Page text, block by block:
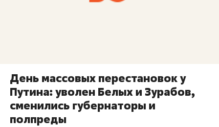
День массовых перестановок у
Путина: уволен Белых и Зурабов,
сменились губернаторы и
полпреды